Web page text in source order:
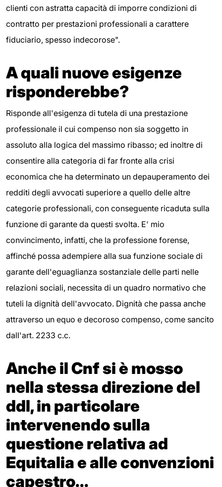
clienti con astratta capacità di imporre condizioni di
contratto per prestazioni professionali a carattere
fiduciario, spesso indecorose".
A quali nuove esigenze
risponderebbe?
Risponde all'esigenza di tutela di una prestazione
professionale il cui compenso non sia soggetto in
assoluto alla logica del massimo ribasso; ed inoltre di
consentire alla categoria di far fronte alla crisi
economica che ha determinato un depauperamento dei
redditi degli avvocati superiore a quello delle altre
categorie professionali, con conseguente ricaduta sulla
funzione di garante da questi svolta. E' mio
convincimento, infatti, che la professione forense,
affinché possa adempiere alla sua funzione sociale di
garante dell'eguaglianza sostanziale delle parti nelle
relazioni sociali, necessita di un quadro normativo che
tuteli la dignità dell'avvocato. Dignità che passa anche
attraverso un equo e decoroso compenso, come sancito
dall'art. 2233 c.c.
Anche il Cnf si è mosso
nella stessa direzione del
ddl, in particolare
intervenendo sulla
questione relativa ad
Equitalia e alle convenzioni
capestro...